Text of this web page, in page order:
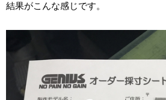
結果がこんな感じです。